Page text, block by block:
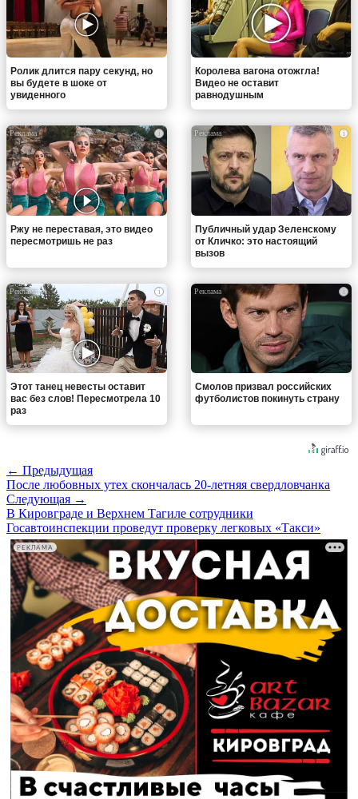
Ролик длится пару секунд, но
вы будете в шоке от
увиденного
Королева вагона отожгла!
Видео не оставит
равнодушным
i
Ржу не переставая, это видео
пересмотришь не раз
i
Публичный удар Зеленскому
от Кличко: это настоящий
вызов
i
Этот танец невесты оставит
вас без слов! Пересмотрела 10
раз
i
Смолов призвал российских
футболистов покинуть страну
← Предыдущая
После любовных утех скончалась 20-летняя свердловчанка
Следующая →
В Кировграде и Верхнем Тагиле сотрудники
Госавтоинспекции проведут проверку легковых «Такси»
РЕКЛАМА